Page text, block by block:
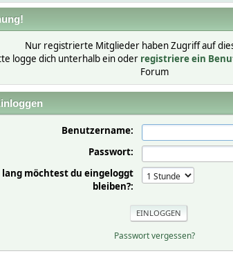
Nur registrierte Mitglieder haben Zugriff auf
logge dich unterhalb ein oder registriere ein
Forum
Benutzername:
Passwort:
lang möchtest du eingeloggt
bleiben?:
Passwort vergessen?